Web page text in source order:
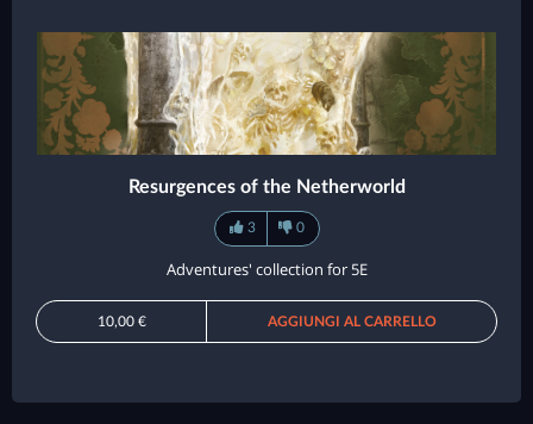
Resurgences of the Netherworld
3 0
Adventures' collection for 5E
10,00 € AGGIUNGI AL CARRELLO